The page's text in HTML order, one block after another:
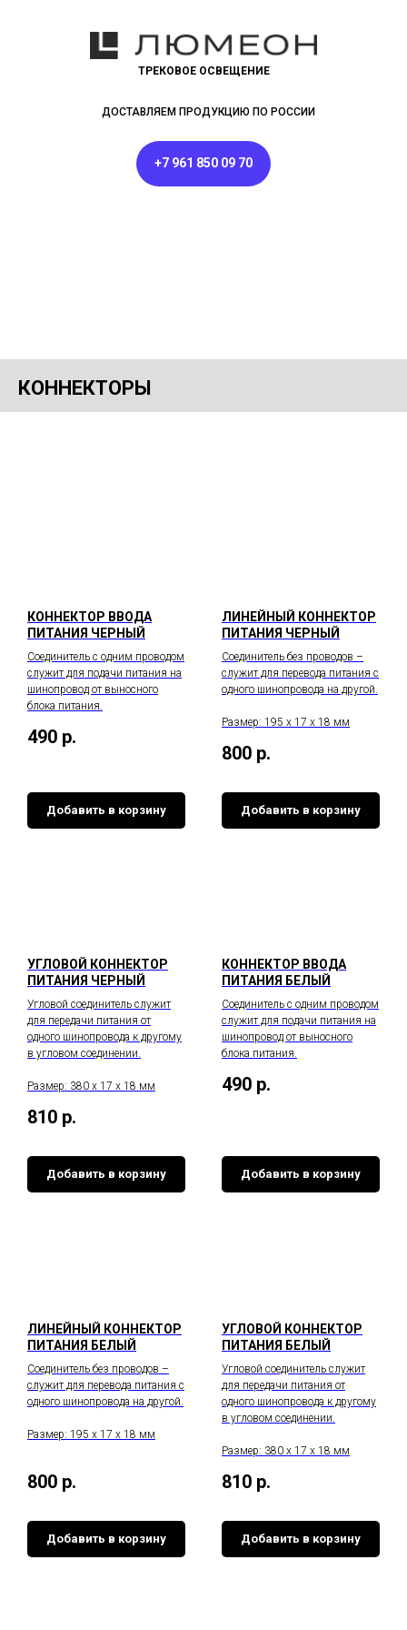
ТРЕКОВОЕ ОСВЕЩЕНИЕ
ДОСТАВЛЯЕМ ПРОДУКЦИЮ ПО РОССИИ
+7 961 850 09 70
КОННЕКТОРЫ
КОННЕКТОР ВВОДА
ПИТАНИЯ ЧЕРНЫЙ
Соединитель с одним проводом
служит для подачи питания на
шинопровод от выносного
блока питания.
490 р.
Добавить в корзину
ЛИНЕЙНЫЙ КОННЕКТОР
ПИТАНИЯ ЧЕРНЫЙ
Соединитель без проводов –
служит для перевода питания с
одного шинопровода на другой.
Размер: 195 х 17 х 18 мм
800 р.
Добавить в корзину
УГЛОВОЙ КОННЕКТОР
ПИТАНИЯ ЧЕРНЫЙ
Угловой соединитель служит
для передачи питания от
одного шинопровода к другому
в угловом соединении.
Размер: 380 х 17 х 18 мм
810 р.
Добавить в корзину
КОННЕКТОР ВВОДА
ПИТАНИЯ БЕЛЫЙ
Соединитель с одним проводом
служит для подачи питания на
шинопровод от выносного
блока питания.
490 р.
Добавить в корзину
ЛИНЕЙНЫЙ КОННЕКТОР
ПИТАНИЯ БЕЛЫЙ
Соединитель без проводов –
служит для перевода питания с
одного шинопровода на другой.
Размер: 195 х 17 х 18 мм
800 р.
Добавить в корзину
УГЛОВОЙ КОННЕКТОР
ПИТАНИЯ БЕЛЫЙ
Угловой соединитель служит
для передачи питания от
одного шинопровода к другому
в угловом соединении.
Размер: 380 х 17 х 18 мм
810 р.
Добавить в корзину